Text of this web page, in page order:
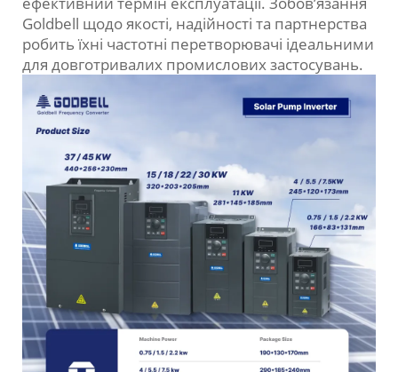
Goldbell щодо якості, надійності та партнерства
робить їхні частотні перетворювачі ідеальними
для довготривалих промислових застосувань.